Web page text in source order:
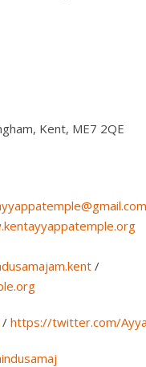
Kent, ME7 2QE
/
/ https://twitter.com/